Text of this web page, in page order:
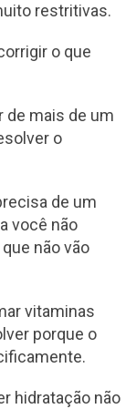
restritivas.
o que
de mais de um
o
de um
você não
não vão
vitaminas
porque o
hidratação não